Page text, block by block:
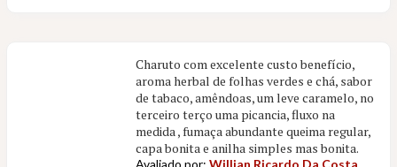
Charuto com excelente custo benefício,
aroma herbal de folhas verdes e chá, sabor
de tabaco, amêndoas, um leve caramelo, no
terceiro terço uma picancia, fluxo na
medida , fumaça abundante queima regular,
capa bonita e anilha simples mas bonita.
Avaliado por: Willian Ricardo Da Costa